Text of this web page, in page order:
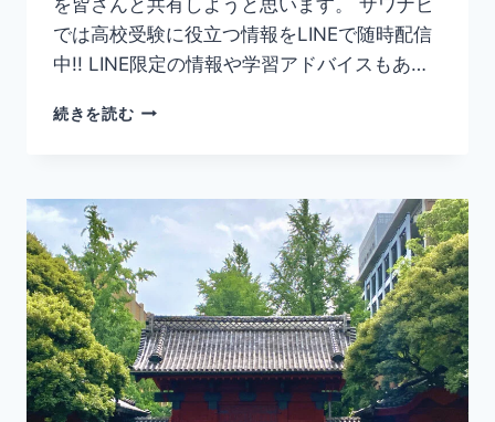
では高校受験に役立つ情報をLINEで随時配信
中!! LINE限定の情報や学習アドバイスもあ…
続きを読む石
立
校
入
試
『2023
年
度
入
試